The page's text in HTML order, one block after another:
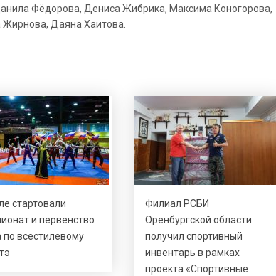
Фёдорова, Дениса Жибрика, Максима Коногорова,
Даяна Хаитова.
стартовали
и первенство
по всестилевому
Филиал РСБИ
Оренбургской области
получил спортивный
инвентарь в рамках
проекта «Спортивные